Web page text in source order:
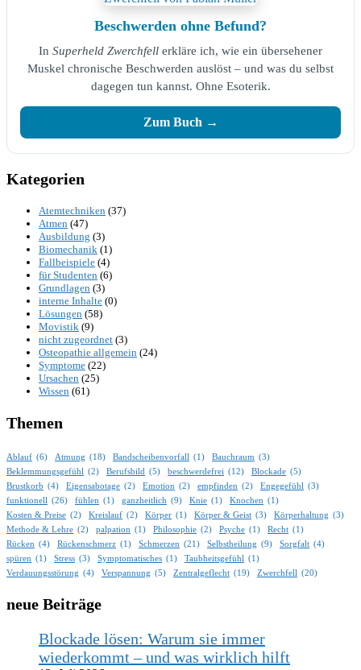
Beschwerden ohne Befund?
In Superheld Zwerchfell erkläre ich, wie ein übersehener
Muskel chronische Beschwerden auslöst – und was du selbst
dagegen tun kannst. Ohne Esoterik.
Zum Buch →
Kategorien
Atemtechniken (37)
Atmen (47)
Ausbildung (3)
Biomechanik (1)
Fallbeispiele (4)
für Studenten (6)
Grundlagen (3)
interne Inhalte (0)
Lösungen (58)
Movistik (9)
nicht zugeordnet (3)
Osteopathie allgemein (24)
Symptome (22)
Ursachen (25)
Wissen (61)
Themen
Ablauf (6) Atmung (18) Bandscheibenvorfall (1) Bauchraum (3)
Beklemmungsgefühl
(2) Berufsbild (5) beschwerdefrei (12) Blockade (5)
Brustkorb (4) Eigensabotage (2) Emotion (2) empfinden (2) Engegefühl
(3)
funktionell
(26) fühlen (1) ganzheitlich (9) Knie (1) Knochen (1)
Kosten & Preise (2) Kreislauf (2) Körper (1) Körper & Geist (3) Körperhaltung (3)
Methode & Lehre (2) palpation (1) Philosophie (2) Psyche (1) Recht (1)
Rücken (4) Rückenschmerz (1) Schmerzen (21) Selbstheilung (9) Sorgfalt (4)
spüren (1) Stress (3) Symptomatisches (1) Taubheitsgefühl
(1)
Verdauungsstörung (4) Verspannung (5) Zentralgeflecht (19) Zwerchfell (20)
neue Beiträge
Blockade lösen: Warum sie immer
wiederkommt – und was wirklich hilft